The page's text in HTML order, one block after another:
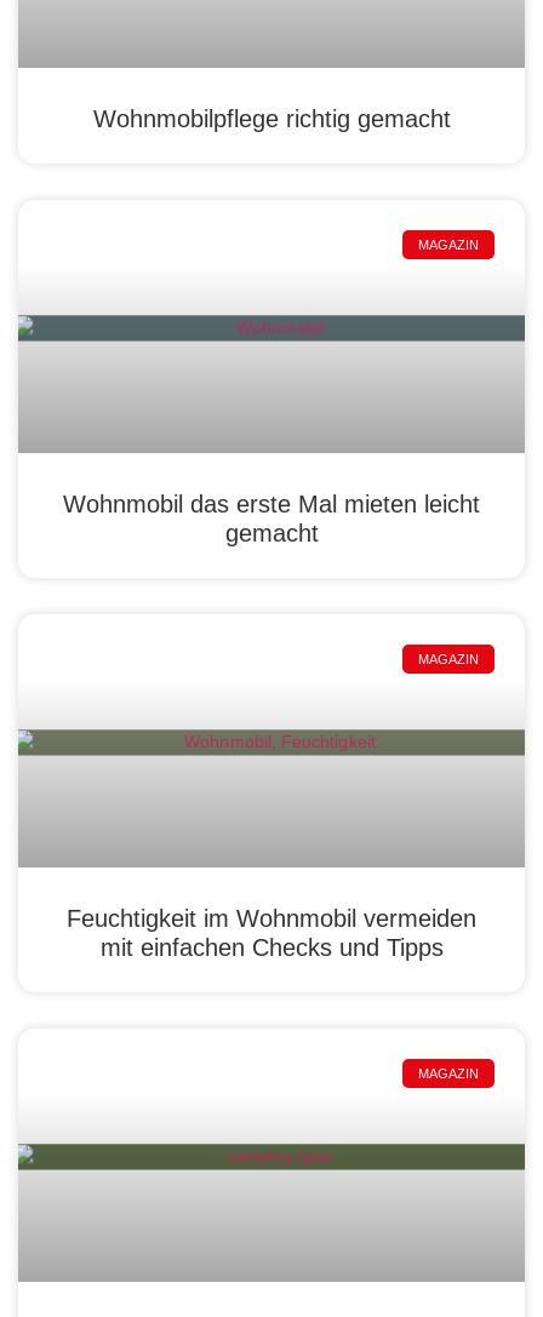
Wohnmobilpflege richtig gemacht
MAGAZIN
Wohnmobil das erste Mal mieten leicht
gemacht
MAGAZIN
Feuchtigkeit im Wohnmobil vermeiden
mit einfachen Checks und Tipps
MAGAZIN